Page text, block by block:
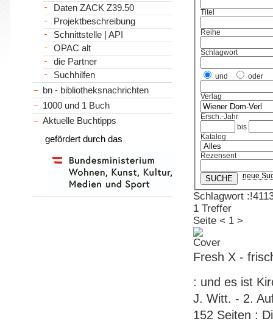
Titel
Reihe
Schlagwort
und oder
Verlag
Ersch.-Jahr
bis
Katalog
Rezensent
neue
Schlagwort
1 Treffer
Seite < 1 >
Fresh X -
: und es ist
J. Witt. - 2.
152 Seiten :
Daten ZACK Z39.50
Projektbeschreibung
Schnittstelle | API
OPAC alt
die Partner
Suchhilfen
bn - bibliotheksnachrichten
1000 und 1 Buch
Aktuelle Buchtipps
gefördert durch das